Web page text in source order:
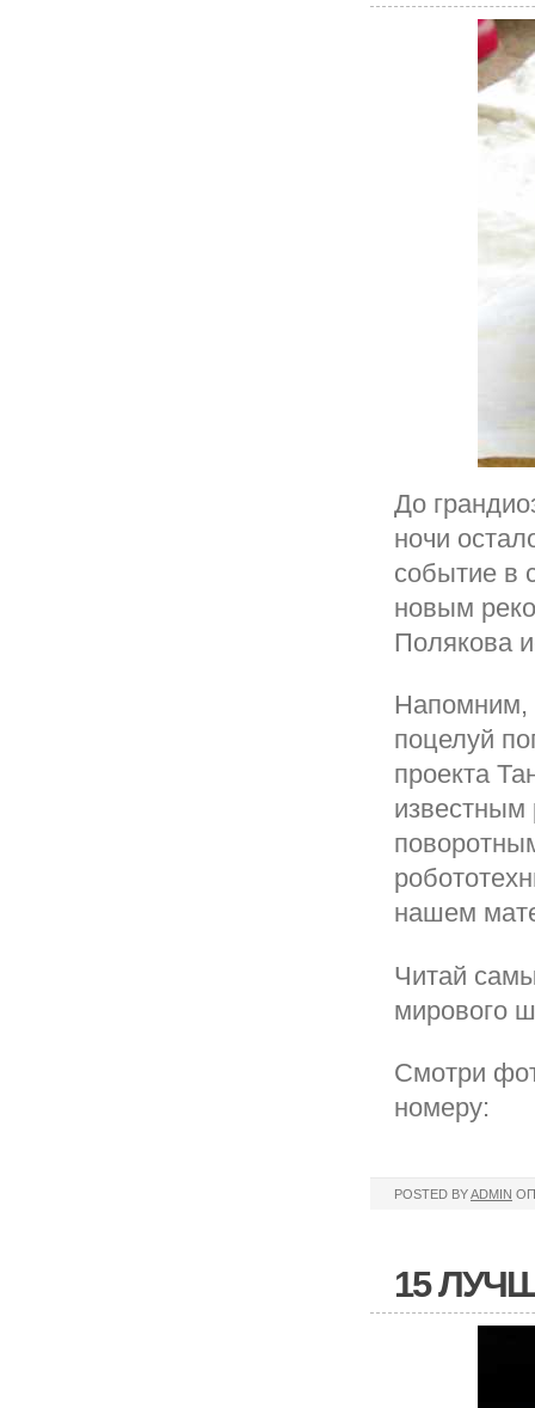
До
ночи
событие в
новым
Полякова
Напомним,
поцелуй
проекта
нашем
Читай
мирового
Смотри
номеру:
POSTED BYADMIN
15